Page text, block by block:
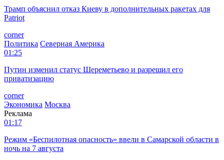
Трамп объяснил отказ Киеву в дополнительных ракетах для
Patriot
corner
Политика Северная Америка
01:25
Путин изменил статус Шереметьево и разрешил его
приватизацию
corner
Экономика Москва
Реклама
01:17
Режим «Беспилотная опасность» ввели в Самарской области в
ночь на 7 августа